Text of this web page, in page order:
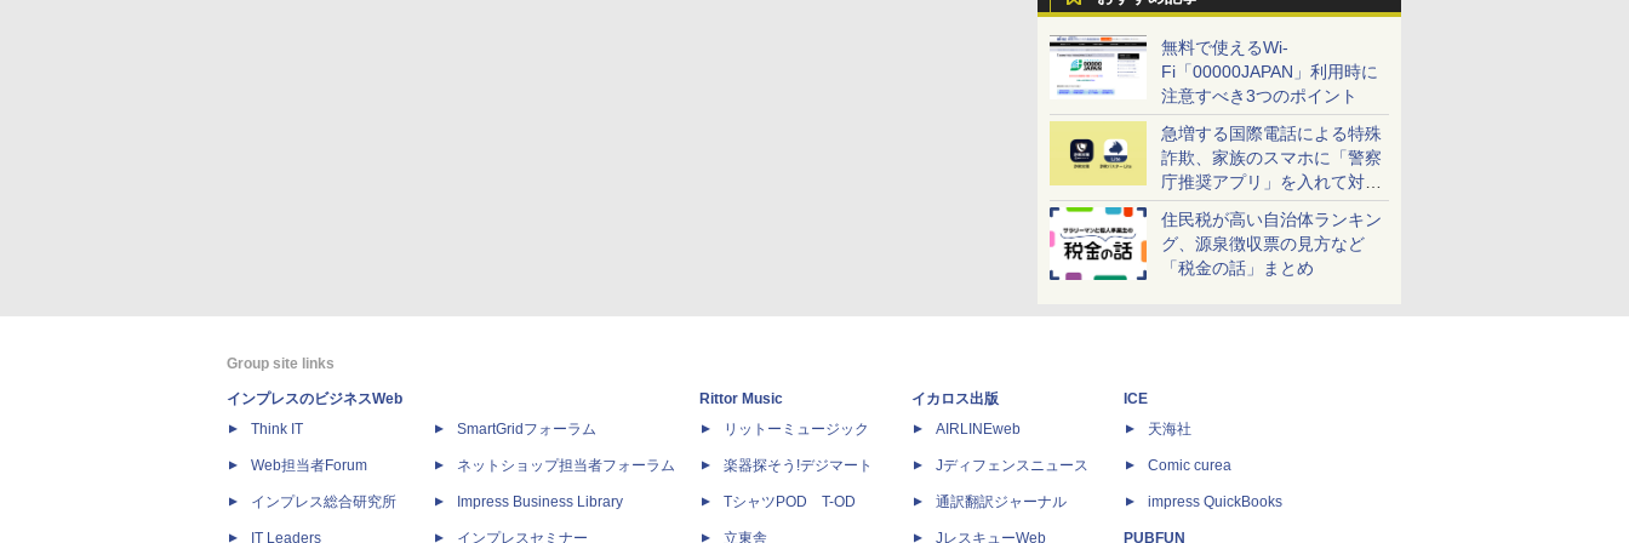
無料で使えるWi-
Fi「00000JAPAN」利用時に
注意すべき3つのポイント
急増する国際電話による特殊
詐欺、家族のスマホに「警察
庁推奨アプリ」を入れて対策
しよう！
住民税が高い自治体ランキン
グ、源泉徴収票の見方など
「税金の話」まとめ
Group site links
インプレスのビジネスWeb
Think IT
Web担当者Forum
インプレス総合研究所
IT Leaders
SmartGridフォーラム
ネットショップ担当者フォーラム
Impress Business Library
インプレスセミナー
Rittor Music
リットーミュージック
楽器探そう!デジマート
TシャツPOD T-OD
立東舎
イカロス出版
AIRLINEweb
Jディフェンスニュース
通訳翻訳ジャーナル
JレスキューWeb
ICE
天海社
Comic curea
impress QuickBooks
PUBFUN